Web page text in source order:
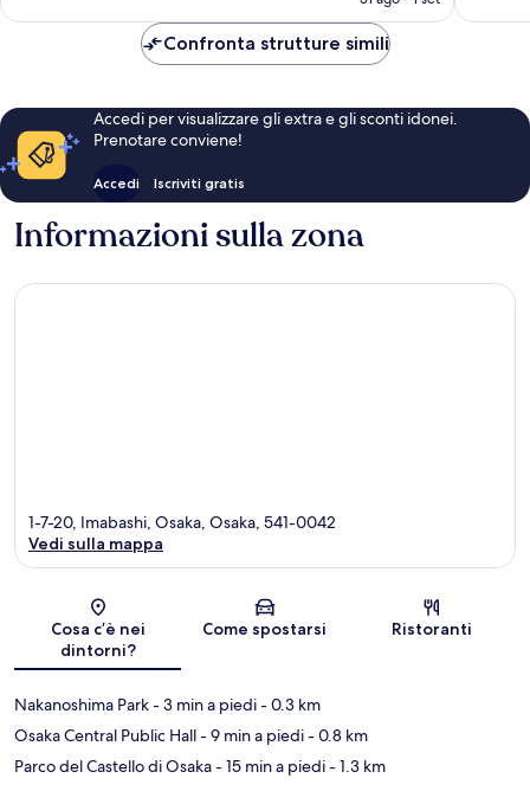
attuale
è
42 €
Confronta strutture simili
Accedi per visualizzare gli extra e gli sconti idonei.
Prenotare conviene!
Accedi Iscriviti gratis
Informazioni sulla zona
Mappa
1-7-20, Imabashi, Osaka, Osaka, 541-0042
Vedi sulla mappa
Cosa c’è nei
dintorni?
Come spostarsi Ristoranti
Nakanoshima Park- 3 min a piedi- 0.3 km
Osaka Central Public Hall- 9 min a piedi- 0.8 km
Parco del Castello di Osaka- 15 min a piedi- 1.3 km